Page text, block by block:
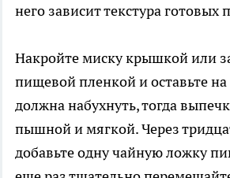
него зависит текстура готовых
Накройте миску крышкой или
пищевой пленкой и оставьте
должна набухнуть, тогда
пышной и мягкой. Через
добавьте одну чайную ложку